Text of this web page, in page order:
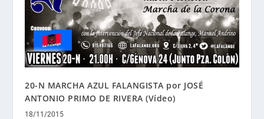
20-N MARCHA AZUL FALANGISTA por JOSÉ
ANTONIO PRIMO DE RIVERA (Vídeo)
18/11/2015